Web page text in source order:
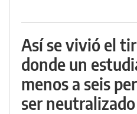
Así se vivió el
donde un
menos a seis
ser neutralizado